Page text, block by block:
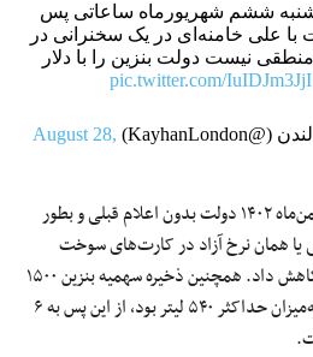
ششم شهریورماه ساعاتی پس
با علی خامنه‌ای در یک سخنرانی در
نیست دولت بنزین را با دلار
pic.twitter.com/IuIDJm3JjI
August 28,
برای نمونه در نخستین روزهای بهمن‌ماه ۱۴۰۲ دولت بدون اعلام قبلی و بطور
بنزین ۳۰۰۰ تومانی یا همان نرخ آزاد در کارت‌های سوخت
شخصی را از ۱۵۰ لیتر به ۱۰۰ لیتر کاهش داد. همچنین ذخیره سهمیه بنزین ۱۵۰۰
تومانی که تا پیش از این، ۹ ماه و به‌میزان حداکثر ۵۴۰ لیتر بود، از این پس به ۶